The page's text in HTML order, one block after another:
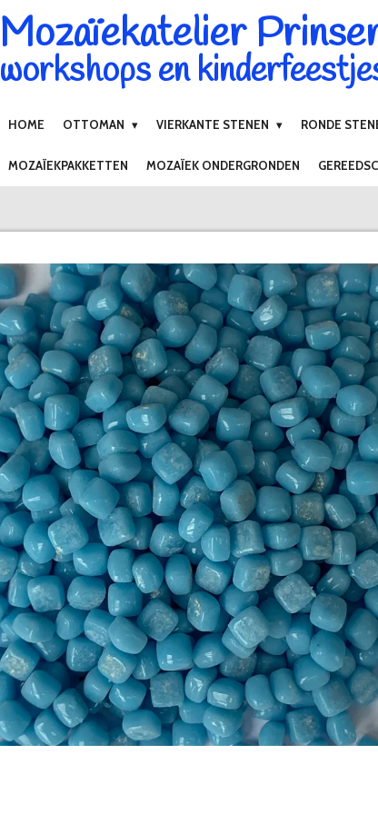
Mozaïekatelier
workshops en
HOME OTTOMAN VIERKANTE STENEN RONDE
MOZAÏEKPAKKETTEN MOZAÏEK ONDERGRONDEN